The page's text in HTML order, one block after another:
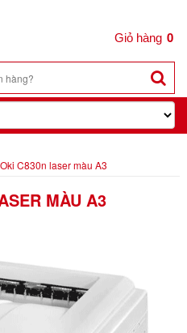
0
C830n laser màu A3
MÀU A3